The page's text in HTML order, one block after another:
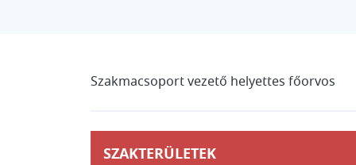
Szakmacsoport vezető helyettes főorvos
SZAKTERÜLETEK